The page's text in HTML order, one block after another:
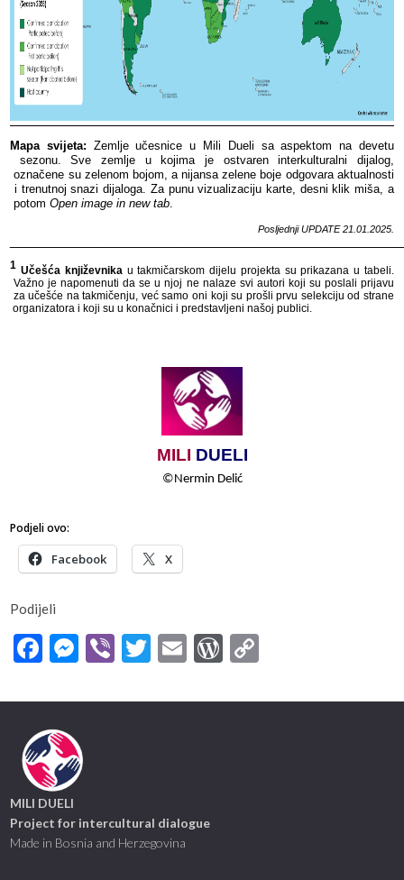
Mapa​​ svijeta: ​​ Zemlje​​ učesnice​​ u​​ Mili​​ Dueli​​ sa​​ aspektom​​ na​​ devetu​​
sezonu.​​ Sve​​ zemlje​​ u​​ kojima​​ je​​ ostvaren​​ interkulturalni​​ dijalog,​​
označene​​ su​​ zelenom​​ bojom,​​ a​​ nijansa​​ zelene​​ boje​​ odgovara​​ aktualnosti​​
i​​ trenutnoj​​ snazi​​ dijaloga.​​ Za​​ punu​​ vizualizaciju​​ karte,​​ desni​​ klik​​ miša,​​ a​​
potom​​Open​​ image​​ in​​ new​​ tab.​​
Posljednji​​ UPDATE​​ 21.01.2025.
1 Učešća​​ književnika​​ u​​ takmičarskom​​ dijelu​​ projekta​​ su​​ prikazana​​ u​​ tabeli.​​
Važno​​ je​​ napomenuti​​ da​​ se​​ u​​ njoj​​ ne​​ nalaze​​ svi​​ autori​​ koji​​ su​​ poslali​​ prijavu​​
za​​ učešće​​ na​​ takmičenju,​​ već​​ samo​​ oni​​ koji​​ su​​ prošli​​ prvu​​ selekciju​​ od​​ strane​​
organizatora​​ i​​ koji​​ su​​ u​​ konačnici​​ i​​ predstavljeni​​ našoj​​ publici.​​
MILI DUELI
©Nermin​​ Delić
Podjeli ovo:
Facebook X
Podijeli
Facebook
Messenger
ViberTwitter
EmailWordPress
MILI DUELI
Project for intercultural dialogue
Made in Bosnia and Herzegovina